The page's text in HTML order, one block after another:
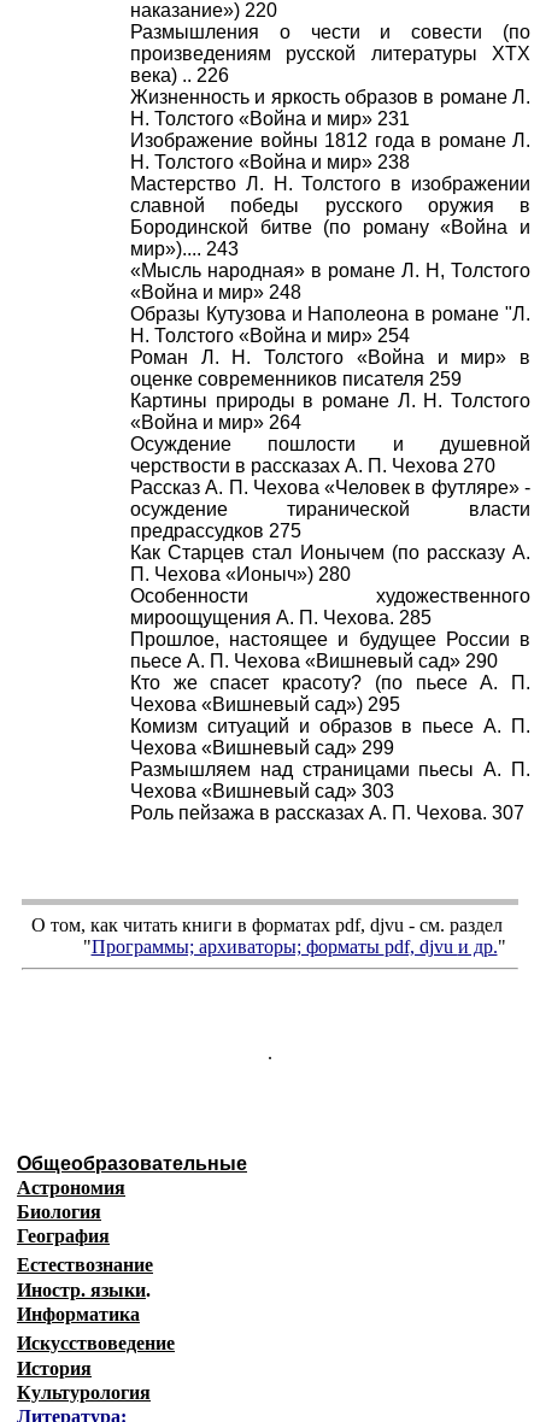
наказание») 220
Размышления о чести и совести (по
произведениям русской литературы ХТХ
века) .. 226
Жизненность и яркость образов в романе Л.
Н. Толстого «Война и мир» 231
Изображение войны 1812 года в романе Л.
Н. Толстого «Война и мир» 238
Мастерство Л. Н. Толстого в изображении
славной победы русского оружия в
Бородинской битве (по роману «Война и
мир»).... 243
«Мысль народная» в романе Л. Н, Толстого
«Война и мир» 248
Образы Кутузова и Наполеона в романе "Л.
Н. Толстого «Война и мир» 254
Роман Л. Н. Толстого «Война и мир» в
оценке современников писателя 259
Картины природы в романе Л. Н. Толстого
«Война и мир» 264
Осуждение пошлости и душевной
черствости в рассказах А. П. Чехова 270
Рассказ А. П. Чехова «Человек в футляре» -
осуждение тиранической власти
предрассудков 275
Как Старцев стал Ионычем (по рассказу А.
П. Чехова «Ионыч») 280
Особенности художественного
мироощущения А. П. Чехова. 285
Прошлое, настоящее и будущее России в
пьесе А. П. Чехова «Вишневый сад» 290
Кто же спасет красоту? (по пьесе А. П.
Чехова «Вишневый сад») 295
Комизм ситуаций и образов в пьесе А. П.
Чехова «Вишневый сад» 299
Размышляем над страницами пьесы А. П.
Чехова «Вишневый сад» 303
Роль пейзажа в рассказах А. П. Чехова. 307
О том, как читать книги в форматах pdf, djvu - см. раздел
"Программы; архиваторы; форматы pdf, djvu и др."
.
Общеобразовательные
Астрономия
Биология
География
Естествознание
Иностр. языки.
Информатика
Искусствоведение
История
Культурология
Литература: